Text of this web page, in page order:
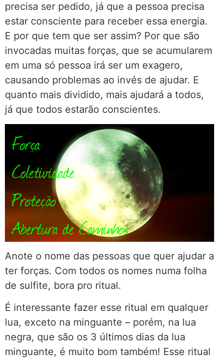
precisa ser pedido, já que a pessoa precisa
estar consciente para receber essa energia.
E por que tem que ser assim? Por que são
invocadas muitas forças, que se acumularem
em uma só pessoa irá ser um exagero,
causando problemas ao invés de ajudar. E
quanto mais dividido, mais ajudará a todos,
já que todos estarão conscientes.
Anote o nome das pessoas que quer ajudar a
ter forças. Com todos os nomes numa folha
de sulfite, bora pro ritual.
É interessante fazer esse ritual em qualquer
lua, exceto na minguante – porém, na lua
negra, que são os 3 últimos dias da lua
minguante, é muito bom também! Esse ritual